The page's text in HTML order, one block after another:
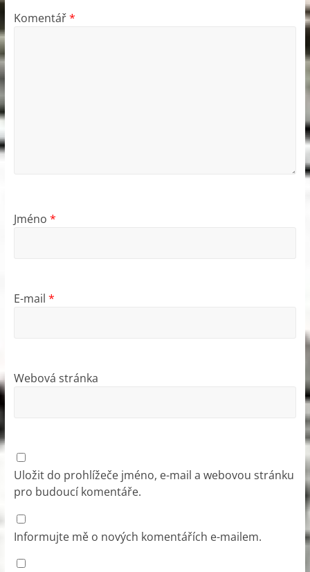
Komentář*
Jméno *
E-mail *
Webová stránka
Uložit do prohlížeče jméno, e-mail a webovou stránku
pro budoucí komentáře.
Informujte mě o nových komentářích e-mailem.